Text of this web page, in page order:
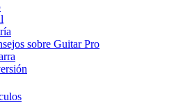
sobre Guitar Pro